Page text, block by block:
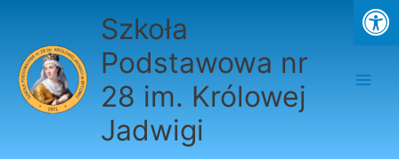
Szkoła
Podstawowa nr
28 im. Królowej
Jadwigi